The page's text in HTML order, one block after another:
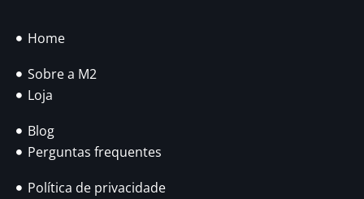
Home
Sobre a M2
Loja
Blog
Perguntas frequentes
Política de privacidade